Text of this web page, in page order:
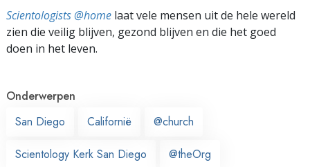
Scientologists @home laat vele mensen uit de hele wereld
zien die veilig blijven, gezond blijven en die het goed
doen in het leven.
Onderwerpen
San Diego
Californië @church
Scientology Kerk San Diego @theOrg